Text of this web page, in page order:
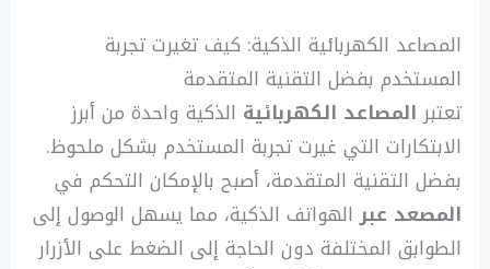
المصاعد الكهربائية الذكية: كيف تغيرت تجربة
المستخدم بفضل التقنية المتقدمة
تعتبر المصاعد الكهربائية الذكية واحدة من أبرز
الابتكارات التي غيرت تجربة المستخدم بشكل ملحوظ.
بفضل التقنية المتقدمة، أصبح بالإمكان التحكم في
المصعد عبرالهواتف الذكية، مما يسهل الوصول إلى
الطوابق المختلفة دون الحاجة إلى الضغط على الأزرار